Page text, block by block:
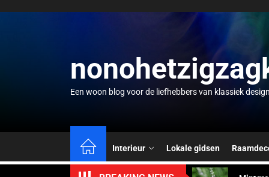
Een woon blog voor de liefhebbers van klassiek design
Interieur Lokale gidsen